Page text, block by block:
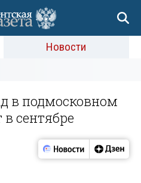
Новости
в подмосковном
сентябре